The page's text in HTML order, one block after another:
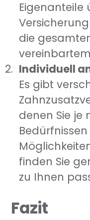
Eigenanteile
die
Individuell
Es gibt
denen Sie je
finden Sie
zu Ihnen
Fazit